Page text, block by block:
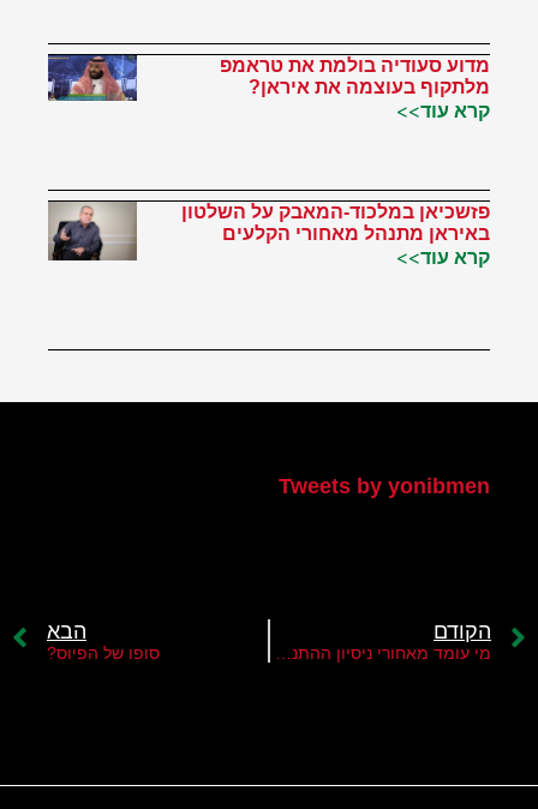
מדוע סעודיה בולמת את טראמפ
מלתקוף בעוצמה את איראן?
קרא עוד>>
פזשכיאן במלכוד-המאבק על השלטון
באיראן מתנהל מאחורי הקלעים
קרא עוד>>
Tweets by yonibmen
הקודם הבא
סופו של הפיוס?